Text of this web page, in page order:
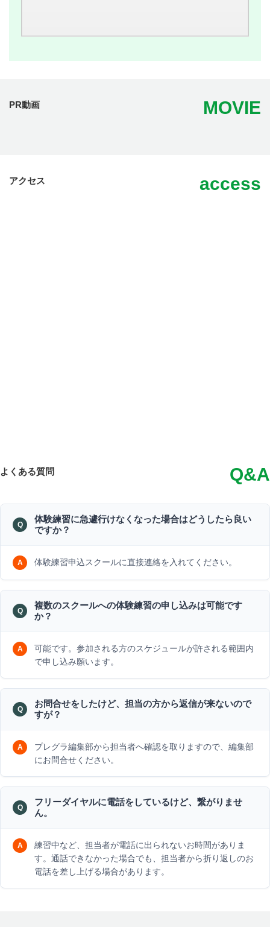
PR動画 MOVIE
アクセス access
よくある質問 Q&A
体験練習に急遽行けなくなった場合はどうしたら良い
ですか？
体験練習申込スクールに直接連絡を入れてください。
複数のスクールへの体験練習の申し込みは可能です
か？
可能です。参加される方のスケジュールが許される範囲内
で申し込み願います。
お問合せをしたけど、担当の方から返信が来ないので
すが？
プレグラ編集部から担当者へ確認を取りますので、編集部
にお問合せください。
フリーダイヤルに電話をしているけど、繋がりませ
ん。
練習中など、担当者が電話に出られないお時間がありま
す。通話できなかった場合でも、担当者から折り返しのお
電話を差し上げる場合があります。